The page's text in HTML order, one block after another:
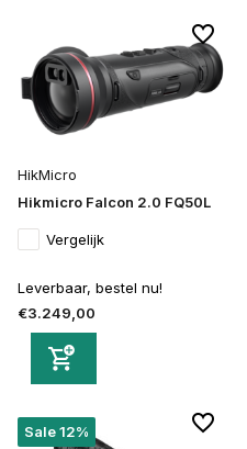
HikMicro
Hikmicro Falcon 2.0 FQ50L
Vergelijk
Leverbaar, bestel nu!
€3.249,00
Sale 12%